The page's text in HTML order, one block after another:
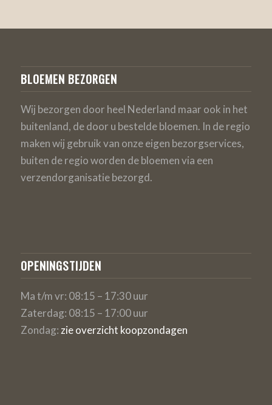
BLOEMEN BEZORGEN
Wij bezorgen door heel Nederland maar ook in het
buitenland, de door u bestelde bloemen. In de regio
maken wij gebruik van onze eigen bezorgservices,
buiten de regio worden de bloemen via een
verzendorganisatie bezorgd.
OPENINGSTIJDEN
Ma t/m vr: 08:15 – 17:30 uur
Zaterdag: 08:15 – 17:00 uur
Zondag: zie overzicht koopzondagen